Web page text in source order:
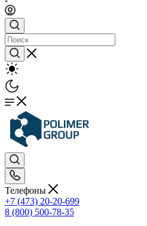
Телефоны
+7 (473) 20-20-699
8 (800) 500-78-35